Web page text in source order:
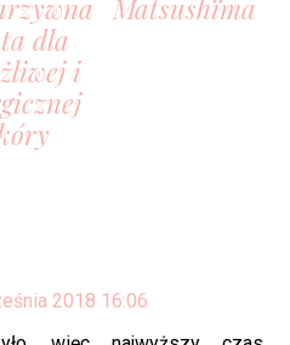
dla
i
Matsushïma
2018 16:06